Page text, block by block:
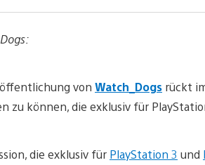
von Watch_Dogs rückt
zu können, die exklusiv für
die exklusiv für PlayStation 3 und